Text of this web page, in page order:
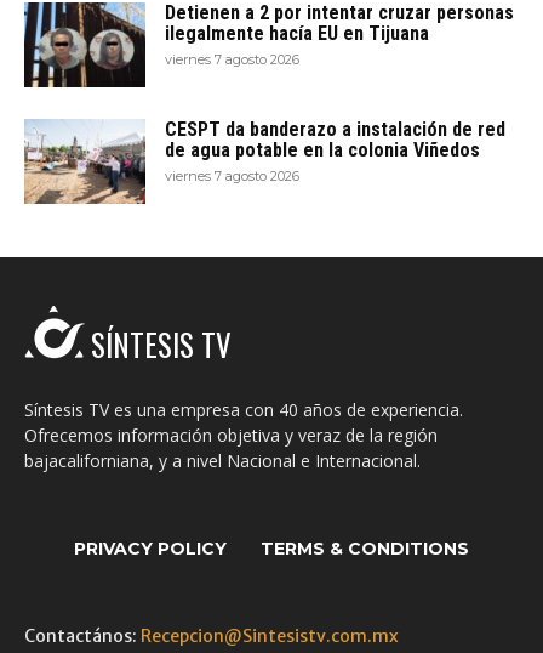
Detienen a 2 por intentar cruzar personas
ilegalmente hacía EU en Tijuana
viernes 7 agosto 2026
CESPT da banderazo a instalación de red
de agua potable en la colonia Viñedos
viernes 7 agosto 2026
SÍNTESIS TV
Síntesis TV es una empresa con 40 años de experiencia.
Ofrecemos información objetiva y veraz de la región
bajacaliforniana, y a nivel Nacional e Internacional.
PRIVACY POLICY TERMS & CONDITIONS
Contactános: Recepcion@Sintesistv.com.mx